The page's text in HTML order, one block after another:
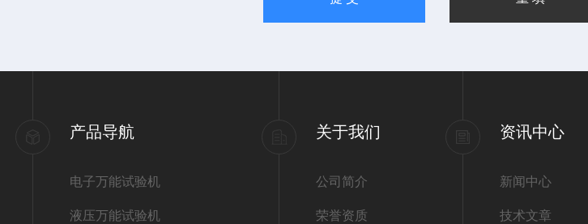
产品导航
电子万能试验机
液压万能试验机
关于我们
公司简介
荣誉资质
资讯中心
新闻中心
技术文章